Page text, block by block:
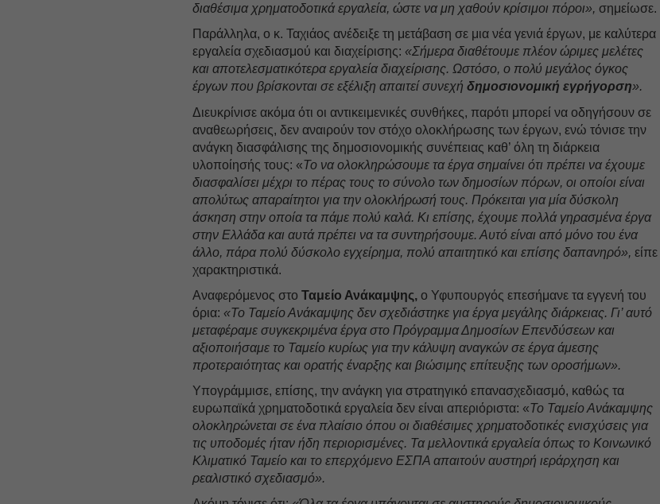
διαθέσιμα χρηματοδοτικά εργαλεία, ώστε να μη χαθούν κρίσιμοι πόροι», σημείωσε.
Παράλληλα, ο κ. Ταχιάος ανέδειξε τη μετάβαση σε μια νέα γενιά έργων, με καλύτερα
εργαλεία σχεδιασμού και διαχείρισης:«Σήμερα διαθέτουμε πλέον ώριμες μελέτες
και αποτελεσματικότερα εργαλεία διαχείρισης. Ωστόσο, ο πολύ μεγάλος όγκος
έργων που βρίσκονται σε εξέλιξη απαιτεί συνεχήδημοσιονομική εγρήγορση».
Διευκρίνισε ακόμα ότι οι αντικειμενικές συνθήκες, παρότι μπορεί να οδηγήσουν σε
αναθεωρήσεις, δεν αναιρούν τον στόχο ολοκλήρωσης των έργων, ενώ τόνισε την
ανάγκη διασφάλισης της δημοσιονομικής συνέπειας καθ’ όλη τη διάρκεια
υλοποίησής τους: «Το να ολοκληρώσουμε τα έργα σημαίνει ότι πρέπει να έχουμε
διασφαλίσει μέχρι το πέρας τους το σύνολο των δημοσίων πόρων, οι οποίοι είναι
απολύτως απαραίτητοι για την ολοκλήρωσή τους. Πρόκειται για μία δύσκολη
άσκηση στην οποία τα πάμε πολύ καλά. Κι επίσης, έχουμε πολλά γηρασμένα έργα
στην Ελλάδα και αυτά πρέπει να τα συντηρήσουμε. Αυτό είναι από μόνο του ένα
άλλο, πάρα πολύ δύσκολο εγχείρημα, πολύ απαιτητικό και επίσης δαπανηρό», είπε
χαρακτηριστικά.
Αναφερόμενος στοΤαμείο Ανάκαμψης, ο Υφυπουργός επεσήμανε τα εγγενή του
όρια:«Το Ταμείο Ανάκαμψης δεν σχεδιάστηκε για έργα μεγάλης διάρκειας. Γι’ αυτό
μεταφέραμε συγκεκριμένα έργα στο Πρόγραμμα Δημοσίων Επενδύσεων και
αξιοποιήσαμε το Ταμείο κυρίως για την κάλυψη αναγκών σε έργα άμεσης
προτεραιότητας και ορατής έναρξης και βιώσιμης επίτευξης των οροσήμων».
Υπογράμμισε, επίσης, την ανάγκη για στρατηγικό επανασχεδιασμό, καθώς τα
ευρωπαϊκά χρηματοδοτικά εργαλεία δεν είναι απεριόριστα: «Το Ταμείο Ανάκαμψης
ολοκληρώνεται σε ένα πλαίσιο όπου οι διαθέσιμες χρηματοδοτικές ενισχύσεις για
τις υποδομές ήταν ήδη περιορισμένες. Τα μελλοντικά εργαλεία όπως το Κοινωνικό
Κλιματικό Ταμείο και το επερχόμενο ΕΣΠΑ απαιτούν αυστηρή ιεράρχηση και
ρεαλιστικό σχεδιασμό».